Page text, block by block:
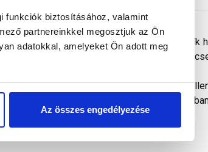
funkciók biztosításához, valamint
partnereinkkel megosztjuk az Ön
adatokkal, amelyeket Ön adott meg
Az összes engedélyezése
filcből készült szalag. Az alumínium csík
száraz, portól, zsírtól, olajtól mentes
valósághű megjelenítését. Ennek
a képeken látható színek